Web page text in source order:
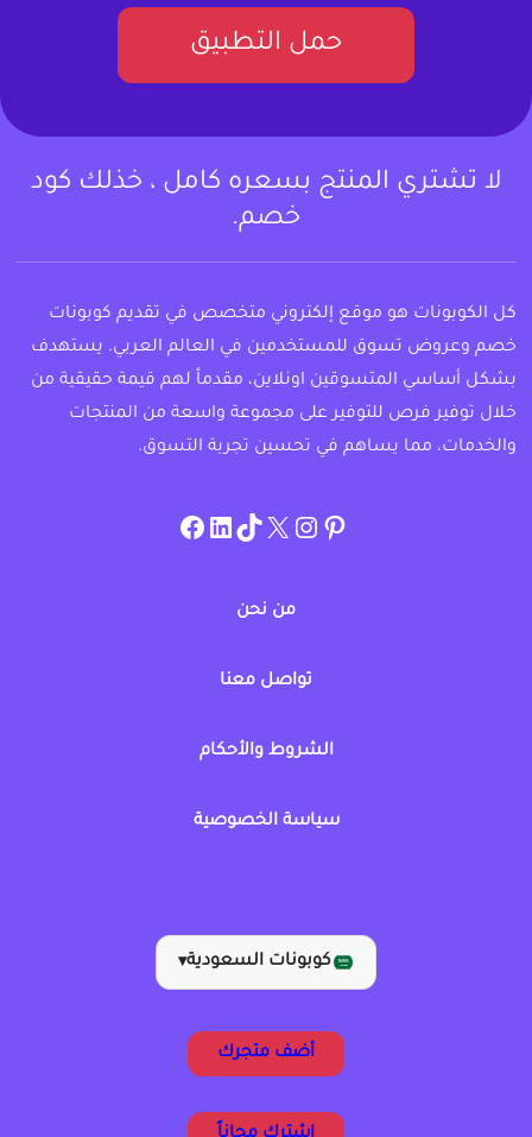
حمل التطبيق
لا تشتري المنتج بسعره كامل ، خذلك كود
خصم.
كل الكوبونات هو موقع إلكتروني متخصص في تقديم كوبونات
خصم وعروض تسوق للمستخدمين في العالم العربي. يستهدف
بشكل أساسي المتسوقين اونلاين، مقدماً لهم قيمة حقيقية من
خلال توفير فرص للتوفير على مجموعة واسعة من المنتجات
والخدمات، مما يساهم في تحسين تجربة التسوق.
pinterest
allcouponat
twitter
TikTok
linkedin
facebook
من نحن
تواصل معنا
الشروط والأحكام
سياسة الخصوصية
كوبونات السعودية▾
أضف متجرك